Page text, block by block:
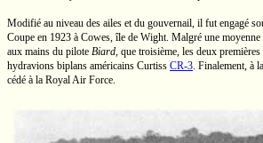
Modifié au niveau des ailes et du gouvernail, il fut engagé
Coupe en 1923 à Cowes, île de Wight. Malgré une
aux mains du pilote Biard, que troisième, les deux premières
hydravions biplans américains Curtiss CR-3. Finalement, à
cédé à la Royal Air Force.